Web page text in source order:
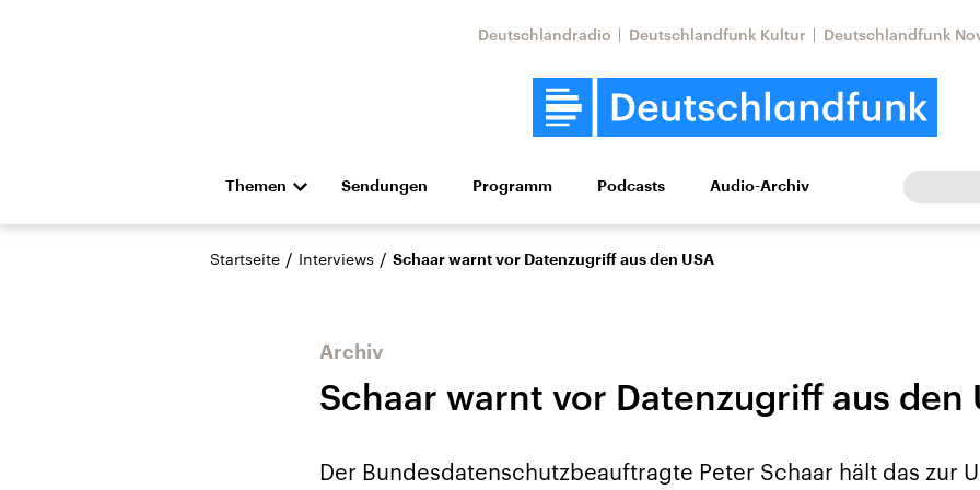
Deutschlandradio Deutschlandfunk Kultur Deutschlandfunk
Themen
Die Nachrichten Politik Wirtschaft Wissen Kultur Europa
Hörspiel und Feature Musik
Anhalt 2026
Aktuelle Beiträge,
Aktuelle Lage und
Aktuelle Lage und
Sendungen Programm Podcasts Audio-Archiv
Startseite / Interviews / Schaar warnt vor Datenzugriff aus den USA
Archiv
Schaar warnt vor Datenzugriff aus den
Der Bundesdatenschutzbeauftragte Peter Schaar hält das zur